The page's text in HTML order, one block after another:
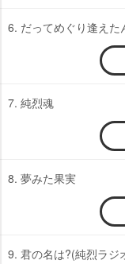
6. だってめぐり逢えた
7. 純烈魂
8. 夢みた果実
9. 君の名は?(純烈ラジ